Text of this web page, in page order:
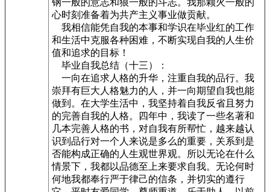
钢一般的意志和狼一般的斗志。我那颗火一般的
心时刻准备着为共产主义事业做贡献。
我相信能凭自我的本事和学识在毕业红的工作
和生活中克服各种困难，不断实现自我的人生价
值和追求的目标！
毕业自我总结（十三）：
一向在追求人格的升华，注重自我的品行。我
崇拜有巨大人格魅力的人，并一向期望自我也能
做到。在大学生活中，我坚持着自我反省且努力
的完善自我的人格。四年中，我读了一些名著和
几本完善人格的书，对自我有所帮忙，越来越认
识到品行对一个人来说是多么的重要，关系到是
否能构成正确的人生观世界观。所以无论在什么
情景下，我都以品德至上来要求自我。无论何时
何地我都奉行严于律己的信条，并切实的遵行